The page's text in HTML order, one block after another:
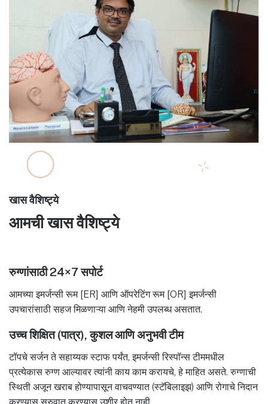
खास वैशिष्ट्ये
आमची खास वैशिष्ट्ये
रुग्णांसाठी 24×7 सपोर्ट
आमच्या इमर्जन्सी रूम [ER] आणि ऑपरेटिंग रूम [OR] इमर्जन्सी
उपचारांसाठी सहज मिळणाऱ्या आणि नेहमी उपलब्ध असतात.
उच्च शिक्षित (पात्र), कुशल आणि अनुभवी टीम
टॉपचे सर्जन ते सहाय्यक स्टाफ पर्यंत, इमर्जन्सी रिस्पॉन्स टीममधील
प्रत्येकास रुग्ण आल्यावर त्यांनी काय काम करायचे, हे माहित असते. रुग्णाची
स्थिती अजून खराब होण्यापासून वाचवण्यात (स्टॅबिलाइझ) आणि रोगाचे निदान
करण्यास सुरुवात करण्यास उशीर होत नाही.